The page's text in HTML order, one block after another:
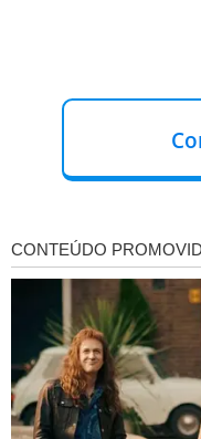
Durante o
do fígado do jovem e